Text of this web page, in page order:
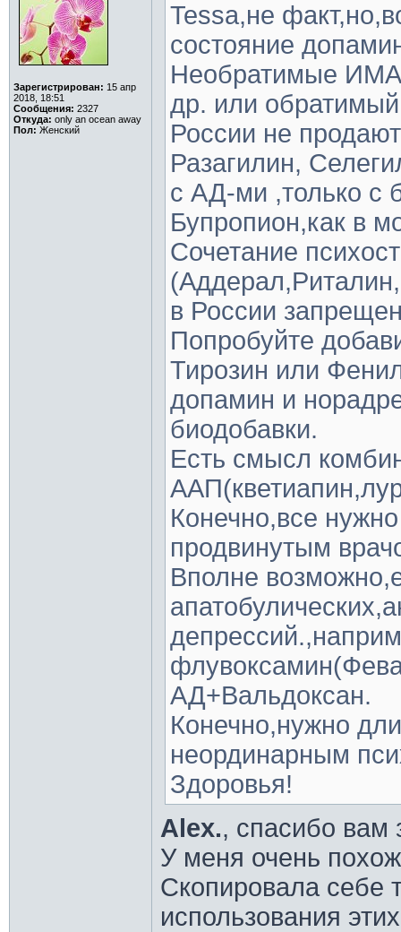
Зарегистрирован: 15 апр
2018, 18:51
Сообщения: 2327
Откуда: only an ocean away
Пол: Женский
Tessa,не
состояние
Необратимые
др. или
России не
Разагилин,
с АД-ми ,только с
Бупропион,как в
Сочетание
в России
Попробуйте
Тирозин или
допамин и
биодобавки.
Есть смысл
Конечно,все
продвинутым
Вполне
АД+Вальдоксан.
Конечно,нужно
неординарным
Здоровья!
Alex., спасибо вам
У меня очень
Скопировала себе
использования